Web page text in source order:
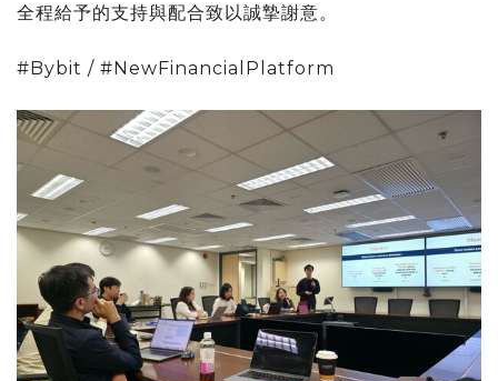
全程給予的支持與配合致以誠摯謝意。
#Bybit / #NewFinancialPlatform